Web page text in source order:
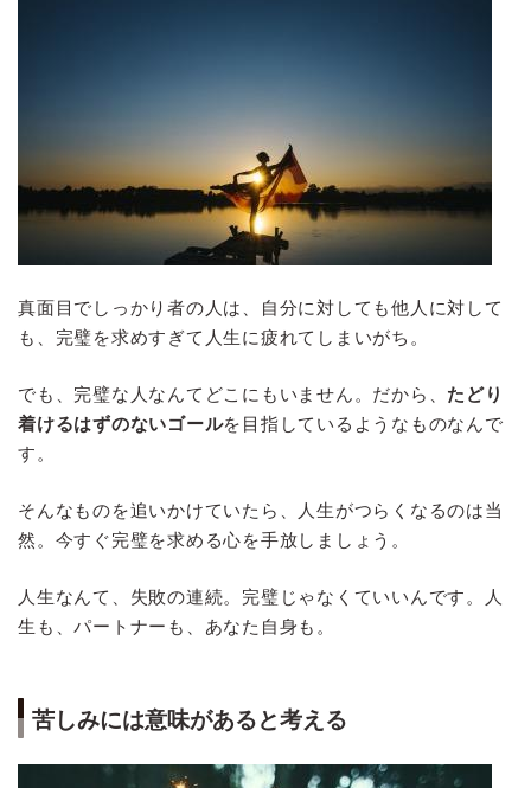
真面目でしっかり者の人は、自分に対しても他人に対して
も、完璧を求めすぎて人生に疲れてしまいがち。
でも、完璧な人なんてどこにもいません。だから、 たどり
着けるはずのないゴールを目指しているようなものなんで
す。
そんなものを追いかけていたら、人生がつらくなるのは当
然。今すぐ完璧を求める心を手放しましょう。
人生なんて、失敗の連続。完璧じゃなくていいんです。人
生も、パートナーも、あなた自身も。
苦しみには意味があると考える